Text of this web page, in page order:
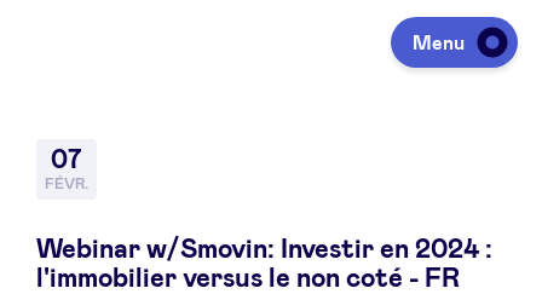
Menu
Lever des fonds
07
FÉVR.
Webinar w/Smovin: Investir en 2024 :
l'immobilier versus le non coté - FR